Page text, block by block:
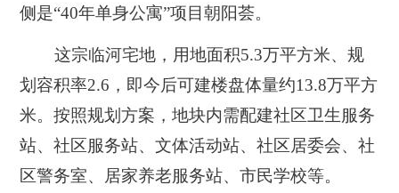
侧是“40年单身公寓”项目朝阳荟。
这宗临河宅地，用地面积5.3万平方米、规
划容积率2.6，即今后可建楼盘体量约13.8万平方
米。按照规划方案，地块内需配建社区卫生服务
站、社区服务站、文体活动站、社区居委会、社
区警务室、居家养老服务站、市民学校等。